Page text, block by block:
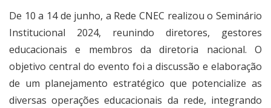
De 10 a 14 de junho, a Rede CNEC realizou o Seminário
Institucional 2024, reunindo diretores, gestores
educacionais e membros da diretoria nacional. O
objetivo central do evento foi a discussão e elaboração
de um planejamento estratégico que potencialize as
diversas operações educacionais da rede, integrando